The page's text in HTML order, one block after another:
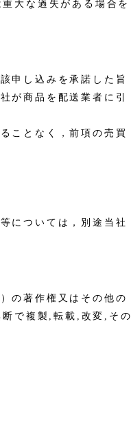
大な過失がある場合を
申し込みを承諾した旨
が商品を配送業者に引
ことなく，前項の売買
については，別途当社
の著作権又はその他の
で複製,転載,改変,その